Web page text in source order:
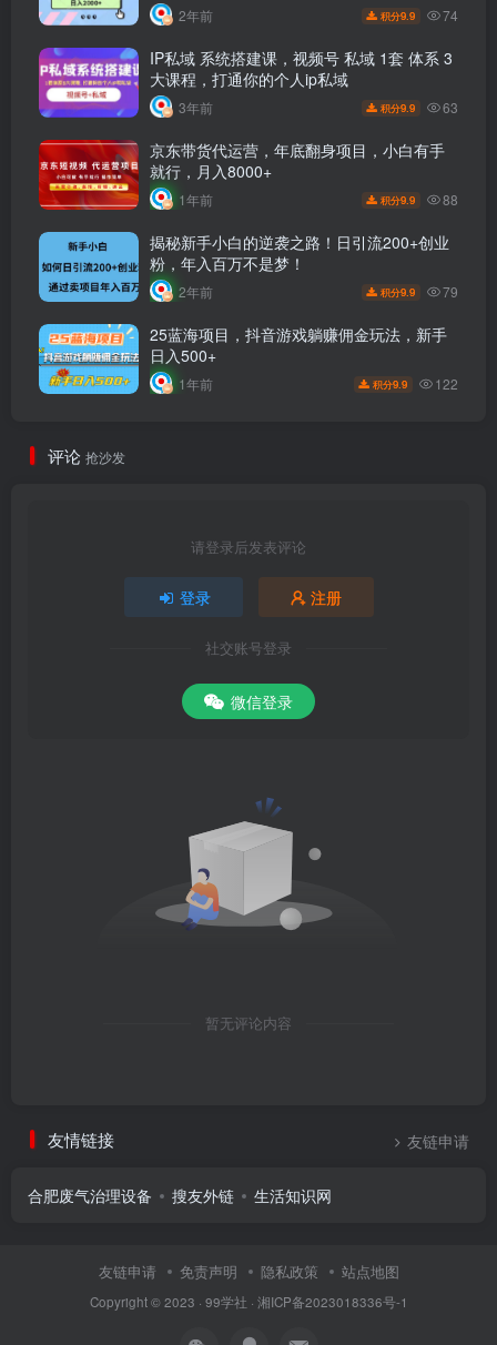
2年前 积分9.9 74
IP私域 系统搭建课，视频号 私域 1套 体系 3
大课程，打通你的个人ip私域
3年前 积分9.9 63
京东带货代运营，年底翻身项目，小白有手
就行，月入8000+
1年前 积分9.9 88
揭秘新手小白的逆袭之路！日引流200+创业
粉，年入百万不是梦！
2年前 积分9.9 79
25蓝海项目，抖音游戏躺赚佣金玩法，新手
日入500+
1年前 积分9.9 122
评论 抢沙发
请登录后发表评论
登录 注册
社交账号登录
微信登录
暂无评论内容
友情链接 友链申请
合肥废气治理设备 搜友外链 生活知识网
友链申请 免责声明 隐私政策 站点地图
Copyright © 2023 · 99学社 · 湘ICP备2023018336号-1